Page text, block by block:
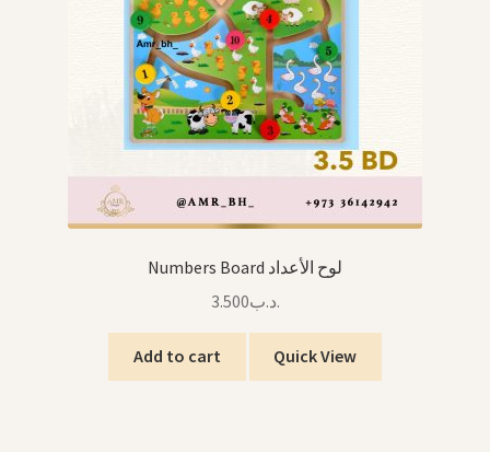
Numbers Board لوح الأعداد
.د.ب3.500
Add to cart Quick View